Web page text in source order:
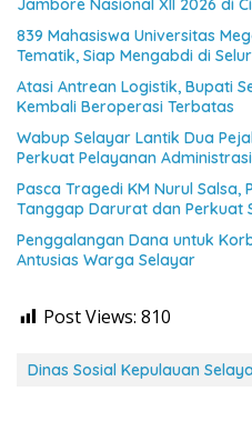
Jambore Nasional XII 2026 di
839 Mahasiswa Universitas
Tematik, Siap Mengabdi di
Atasi Antrean Logistik, Bupati
Kembali Beroperasi Terbatas
Wabup Selayar Lantik Dua
Perkuat Pelayanan
Pasca Tragedi KM Nurul
Tanggap Darurat dan Perkuat
Penggalangan Dana untuk
Antusias Warga Selayar
Post Views: 810
Dinas Sosial Kepulauan